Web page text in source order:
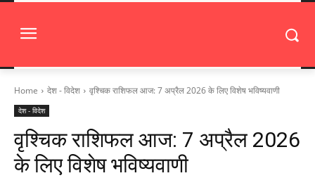
Home देश - विदेश वृश्चिक राशिफल आज: 7 अप्रैल 2026 के लिए विशेष भविष्यवाणी
देश - विदेश
वृश्चिक राशिफल आज: 7 अप्रैल 2026
के लिए विशेष भविष्यवाणी